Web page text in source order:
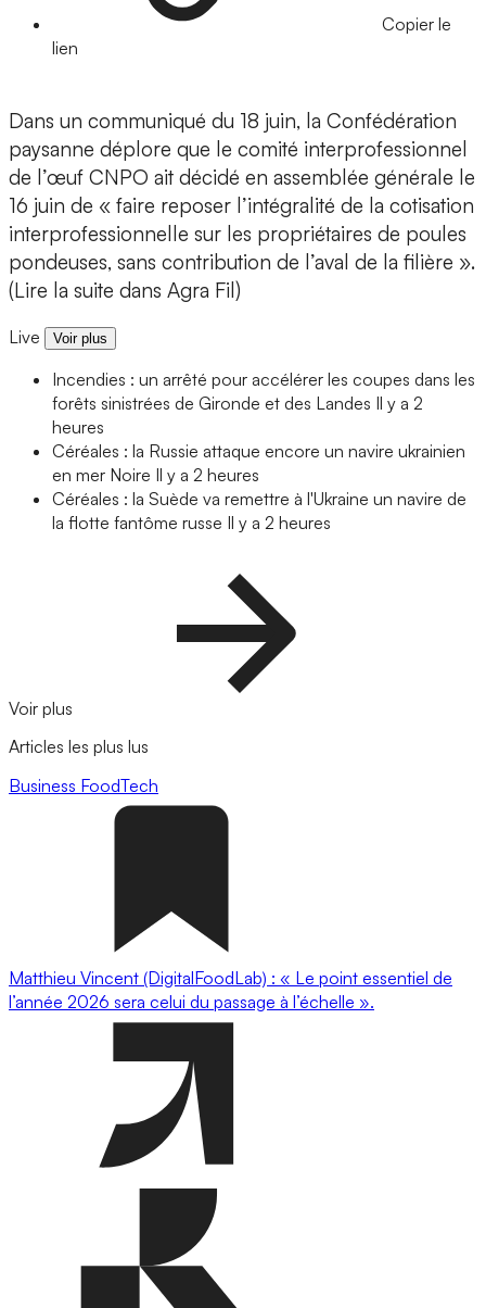
Copier le
lien
Dans un communiqué du 18 juin, la Confédération
paysanne déplore que le comité interprofessionnel
de l’œuf CNPO ait décidé en assemblée générale le
16 juin de « faire reposer l’intégralité de la cotisation
interprofessionnelle sur les propriétaires de poules
pondeuses, sans contribution de l’aval de la filière ».
(Lire la suite dans Agra Fil)
Live Voir plus
Incendies : un arrêté pour accélérer les coupes dans les
forêts sinistrées de Gironde et des Landes Il y a 2
heures
Céréales : la Russie attaque encore un navire ukrainien
en mer Noire Il y a 2 heures
Céréales : la Suède va remettre à l'Ukraine un navire de
la flotte fantôme russe Il y a 2 heures
Voir plus
Articles les plus lus
Business FoodTech
Matthieu Vincent (DigitalFoodLab) : « Le point essentiel de
l’année 2026 sera celui du passage à l’échelle ».